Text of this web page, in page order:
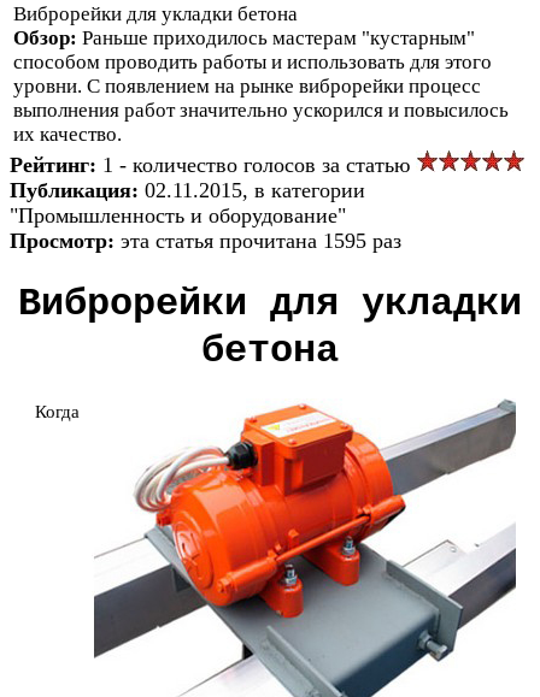
Виброрейки для укладки бетона
Обзор: Раньше приходилось мастерам "кустарным"
способом проводить работы и использовать для этого
уровни. С появлением на рынке виброрейки процесс
выполнения работ значительно ускорился и повысилось
их качество.
Рейтинг: 1 - количество голосов за статью
Публикация: 02.11.2015, в категории
"Промышленность и оборудование"
Просмотр: эта статья прочитана 1595 раз
Виброрейки для укладки
бетона
Когда